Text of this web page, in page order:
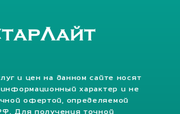
и цен на данном сайте носят
характер и не
офертой, определяемой
Для получения точной